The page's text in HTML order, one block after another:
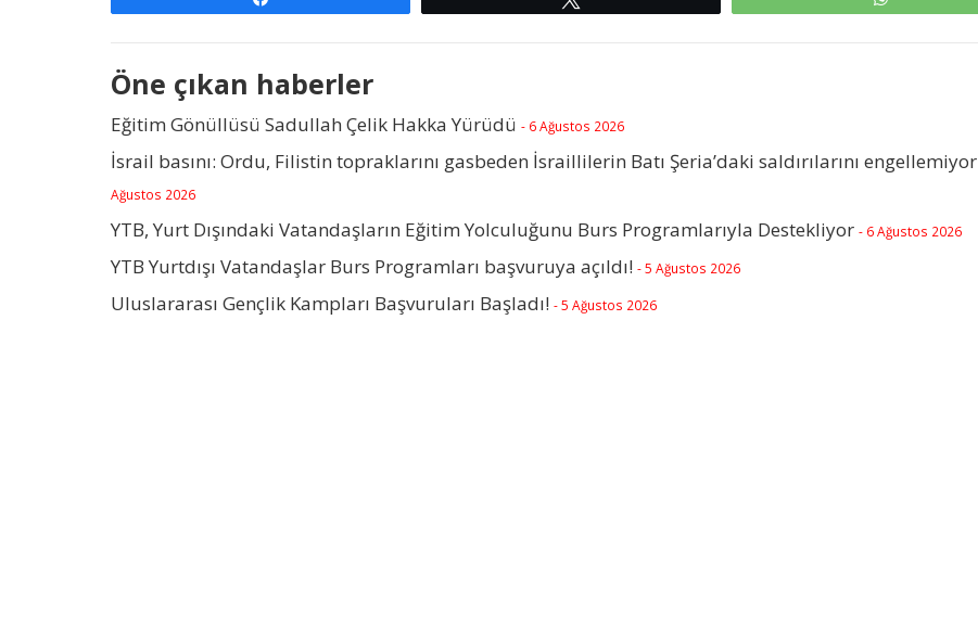
Öne çıkan haberler
Eğitim Gönüllüsü Sadullah Çelik Hakka Yürüdü - 6 Ağustos 2026
İsrail basını: Ordu, Filistin topraklarını gasbeden İsraillilerin Batı Şeria’daki saldırılarını engellemiyor
Ağustos 2026
YTB, Yurt Dışındaki Vatandaşların Eğitim Yolculuğunu Burs Programlarıyla Destekliyor - 6 Ağustos 2026
YTB Yurtdışı Vatandaşlar Burs Programları başvuruya açıldı! - 5 Ağustos 2026
Uluslararası Gençlik Kampları Başvuruları Başladı! - 5 Ağustos 2026